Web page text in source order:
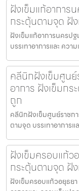
ฝังเข็มแก้อาการ
กระตุ้นตามจุด ฝั
ฝังเข็มแก้อาการนครป
บรรเทาอาการและ คว
คลีนิกฝังเข็มศูน
อาการ ฝังเข็มก
ถูก
คลีนิกฝังเข็มศูนย์ราชก
ตามจุด บรรเทาอาการ
ฝังเข็มครอบแก้ว
กระตุ้นตามจุด ฝั
ฝังเข็มครอบแก้วอยุธย